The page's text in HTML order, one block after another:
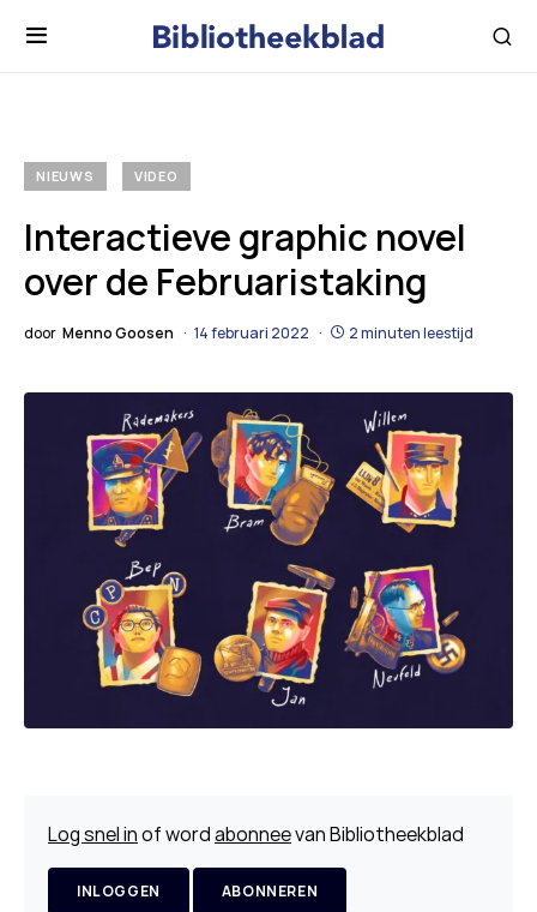
NIEUWS VIDEO
Interactieve graphic novel
over de Februaristaking
door Menno Goosen 14 februari 2022 2 minuten leestijd
Log snel inof wordabonneevan Bibliotheekblad
INLOGGEN ABONNEREN